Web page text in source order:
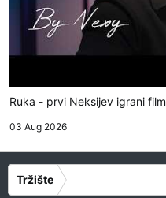
Ruka - prvi Neksijev igrani film
03 Aug 2026
Tržište